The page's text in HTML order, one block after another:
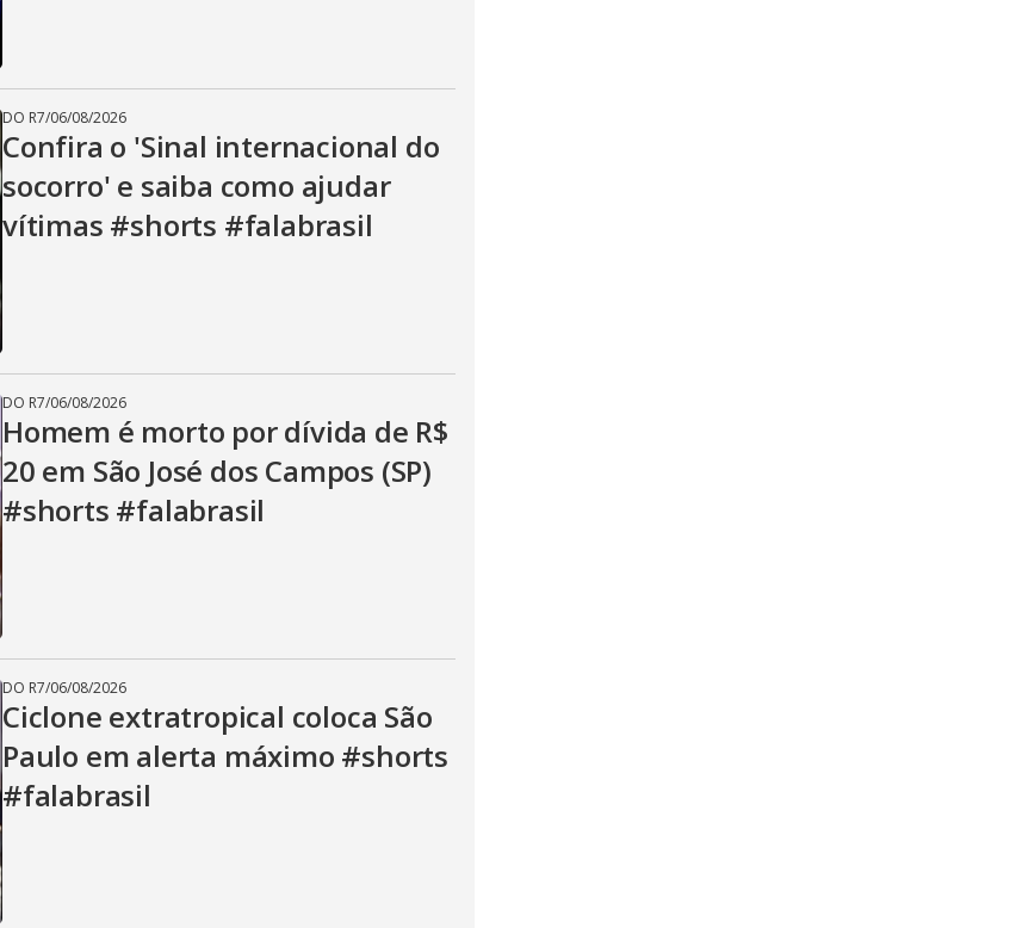
DO R7/06/08/2026
Confira o 'Sinal internacional do
socorro' e saiba como ajudar
vítimas #shorts #falabrasil
DO R7/06/08/2026
Homem é morto por dívida de R$
20 em São José dos Campos (SP)
#shorts #falabrasil
DO R7/06/08/2026
Ciclone extratropical coloca São
Paulo em alerta máximo #shorts
#falabrasil